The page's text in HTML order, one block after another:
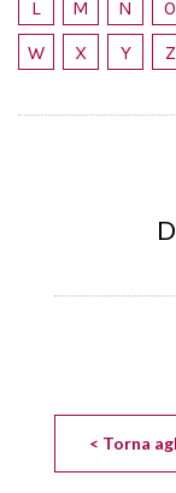
L
M N O
W
X Y Z
< Torna